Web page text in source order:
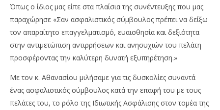
Μάριος Αθανασίου: «Οι αποτυχίες και επιτυχίες
είναι μέρος της καθημερινότητας μας»
31
Μαΐου,
2024
Cyprus
Insurance
News
Όπως ο ίδιος μας είπε στα πλαίσια της συνέντευξης που μας
παραχώρησε «Σαν ασφαλιστικός σύμβουλος πρέπει να δείξω
τον απαραίτητο επαγγελματισμό, ευαισθησία και δεξιότητα
στην αντιμετώπιση αντιρρήσεων και ανησυχιών του πελάτη
προσφέροντας την καλύτερη δυνατή εξυπηρέτηση.»
Με τον κ. Αθανασίου μιλήσαμε για τις δυσκολίες συναντά
ένας ασφαλιστικός σύμβουλος κατά την επαφή του με τους
πελάτες του, το ρόλο της Ιδιωτικής Ασφάλισης στον τομέα της